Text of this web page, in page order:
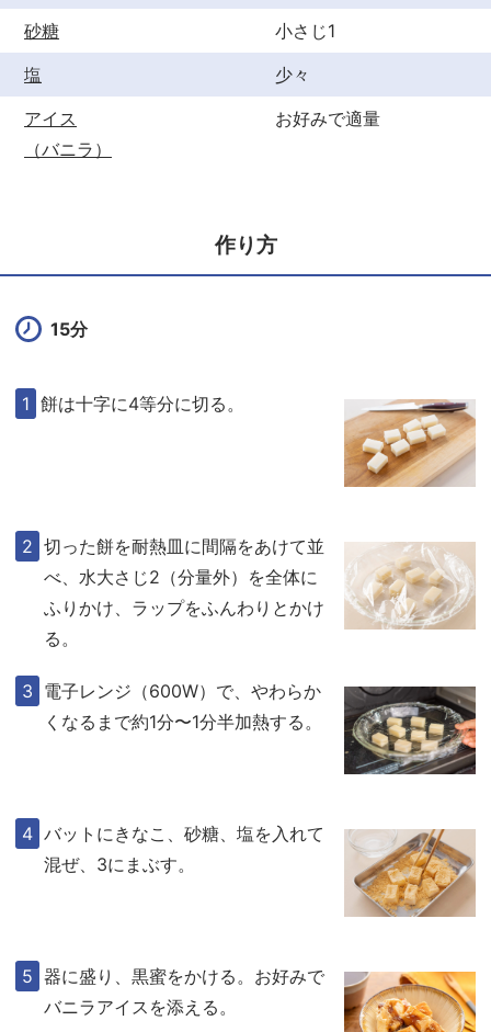
砂糖
小さじ1
塩
少々
アイス
（バニラ）
お好みで適量
作り方
15分
餅は十字に4等分に切る。
切った餅を耐熱皿に間隔をあけて並
べ、水大さじ2（分量外）を全体に
ふりかけ、ラップをふんわりとかけ
る。
電子レンジ（600W）で、やわらか
くなるまで約1分〜1分半加熱する。
バットにきなこ、砂糖、塩を入れて
混ぜ、3にまぶす。
器に盛り、黒蜜をかける。お好みで
バニラアイスを添える。